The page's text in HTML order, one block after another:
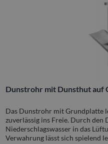
Dunstrohr mit Dunsthut auf
Das Dunstrohr mit Grundplatte
zuverlässig ins Freie. Durch
Niederschlagswasser in das
Verwahrung lässt sich spielend